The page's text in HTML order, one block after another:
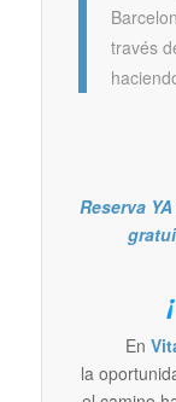
través
Reserva
En
la